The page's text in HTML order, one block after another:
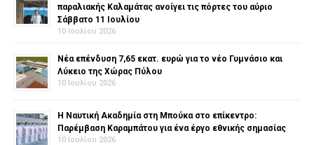
παραλιακής Καλαμάτας ανοίγει τις πόρτες του αύριο
Σάββατο 11 Ιουλίου
10 Ιουλίου 2026
Νέα επένδυση 7,65 εκατ. ευρώ για το νέο Γυμνάσιο και
Λύκειο της Χώρας Πύλου
10 Ιουλίου 2026
Η Ναυτική Ακαδημία στη Μπούκα στο επίκεντρο:
Παρέμβαση Καραμπάτου για ένα έργο εθνικής σημασίας
10 Ιουλίου 2026